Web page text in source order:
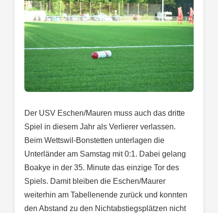
Der USV Eschen/Mauren muss auch das dritte
Spiel in diesem Jahr als Verlierer verlassen.
Beim Wettswil-Bonstetten unterlagen die
Unterländer am Samstag mit 0:1. Dabei gelang
Boakye in der 35. Minute das einzige Tor des
Spiels. Damit bleiben die Eschen/Maurer
weiterhin am Tabellenende zurück und konnten
den Abstand zu den Nichtabstiegsplätzen nicht